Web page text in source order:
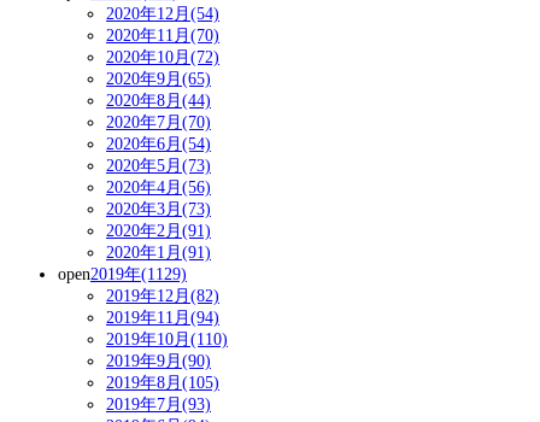
2020年12月(54)
2020年11月(70)
2020年10月(72)
2020年9月(65)
2020年8月(44)
2020年7月(70)
2020年6月(54)
2020年5月(73)
2020年4月(56)
2020年3月(73)
2020年2月(91)
2020年1月(91)
open2019年(1129)
2019年12月(82)
2019年11月(94)
2019年10月(110)
2019年9月(90)
2019年8月(105)
2019年7月(93)